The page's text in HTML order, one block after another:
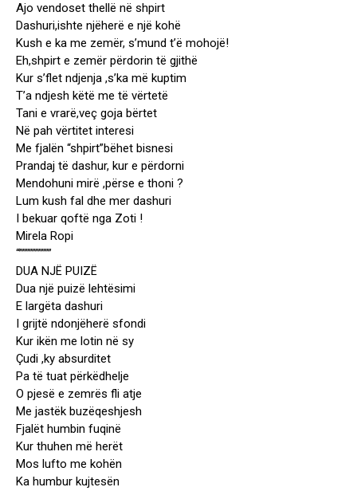
Ajo vendoset thellë në shpirt
Dashuri,ishte njëherë e një kohë
Kush e ka me zemër, s’mund t’ë mohojë!
Eh,shpirt e zemër përdorin të gjithë
Kur s’flet ndjenja ,s’ka më kuptim
T’a ndjesh këtë me të vërtetë
Tani e vrarë,veç goja bërtet
Në pah vërtitet interesi
Me fjalën “shpirt”bëhet bisnesi
Prandaj të dashur, kur e përdorni
Mendohuni mirë ,përse e thoni ?
Lum kush fal dhe mer dashuri
I bekuar qoftë nga Zoti !
Mirela Ropi
“””””””””””
DUA NJË PUIZË
Dua një puizë lehtësimi
E largëta dashuri
I grijtë ndonjëherë sfondi
Kur ikën me lotin në sy
Çudi ,ky absurditet
Pa të tuat përkëdhelje
O pjesë e zemrës fli atje
Me jastëk buzëqeshjesh
Fjalët humbin fuqinë
Kur thuhen më herët
Mos lufto me kohën
Ka humbur kujtesën